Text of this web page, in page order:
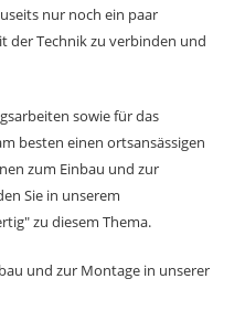
nur noch ein paar
der Technik zu verbinden und
sowie für das
besten einen ortsansässigen
zum Einbau und zur
Sie in unserem
zu diesem Thema.
und zur Montage in unserer